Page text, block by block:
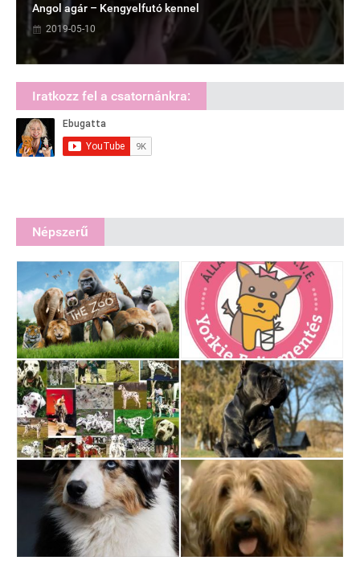
Angol agár – Kengyelfutó kennel
2019-05-10
Iratkozz fel a csatornánkra:
Népszerű